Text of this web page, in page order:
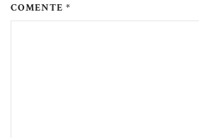
COMENTE *